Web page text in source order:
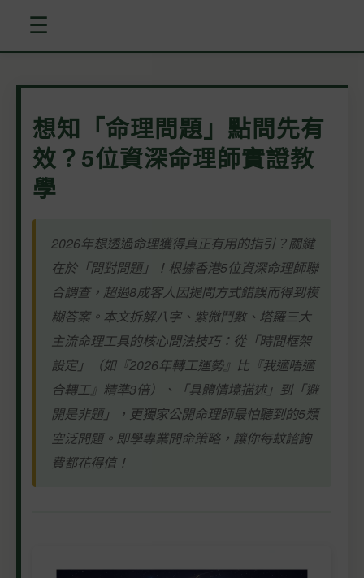
☰
想知「命理問題」點問先有
效？5位資深命理師實證教
學
2026年想透過命理獲得真正有用的指引？關鍵
在於「問對問題」！根據香港5位資深命理師聯
合調查，超過8成客人因提問方式錯誤而得到模
糊答案。本文拆解八字、紫微鬥數、塔羅三大
主流命理工具的核心問法技巧：從「時間框架
設定」（如『2026年轉工運勢』比『我適唔適
合轉工』精準3倍）、「具體情境描述」到「避
開是非題」，更獨家公開命理師最怕聽到的5類
空泛問題。即學專業問命策略，讓你每蚊諮詢
費都花得值！